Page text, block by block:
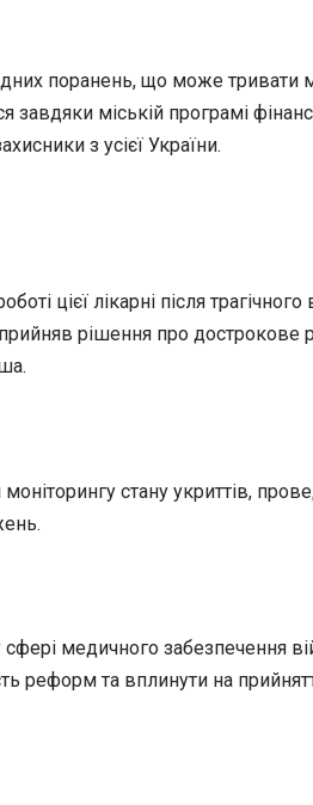
поранень, що може
міській програмі
з усієї України.
цієї лікарні після
рішення про дострокове
стану укриттів,
медичного забезпечення
реформ та вплинути на